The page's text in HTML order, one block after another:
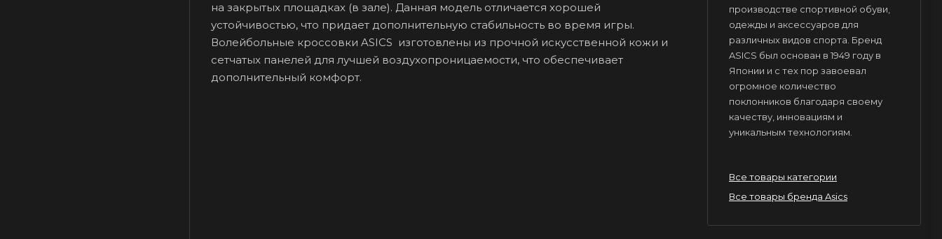
на закрытых площадках (в зале). Данная модель отличается хорошей
устойчивостью, что придает дополнительную стабильность во время игры.
Волейбольные кроссовки ASICS изготовлены из прочной искусственной кожи и
сетчатых панелей для лучшей воздухопроницаемости, что обеспечивает
дополнительный комфорт.
производстве спортивной обуви,
одежды и аксессуаров для
различных видов спорта. Бренд
ASICS был основан в 1949 году в
Японии и с тех пор завоевал
огромное количество
поклонников благодаря своему
качеству, инновациям и
уникальным технологиям.
Все товары категории
Все товары бренда Asics